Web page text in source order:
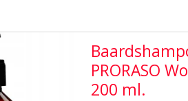
PRORASO
200 ml.